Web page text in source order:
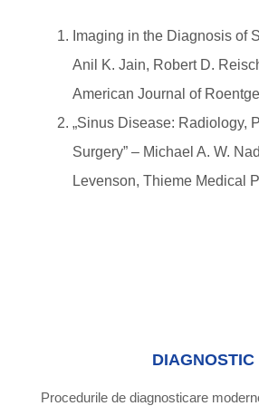
Imaging in the Diagnosis of
Anil K. Jain, Robert D.
American Journal of
„Sinus Disease: Radiology,
Surgery” – Michael A. W.
Levenson, Thieme Medical
DIAGNOSTIC
Procedurile de diagnosticare